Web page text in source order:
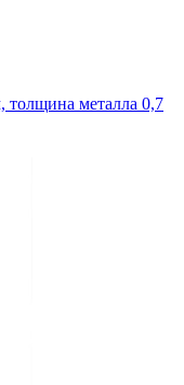
толщина металла 0,7